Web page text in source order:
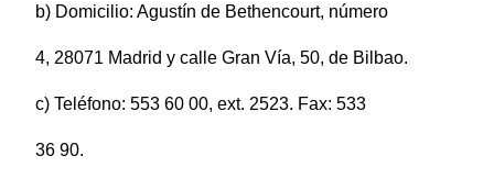
b) Domicilio: Agustín de Bethencourt, número
4, 28071 Madrid y calle Gran Vía, 50, de Bilbao.
c) Teléfono: 553 60 00, ext. 2523. Fax: 533
36 90.